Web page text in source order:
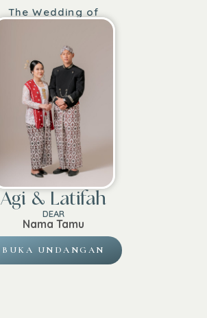
The Wedding of
Agi & Latifah
DEAR
Nama Tamu
BUKA UNDANGAN